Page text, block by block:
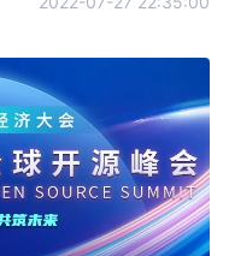
育体系建设等。